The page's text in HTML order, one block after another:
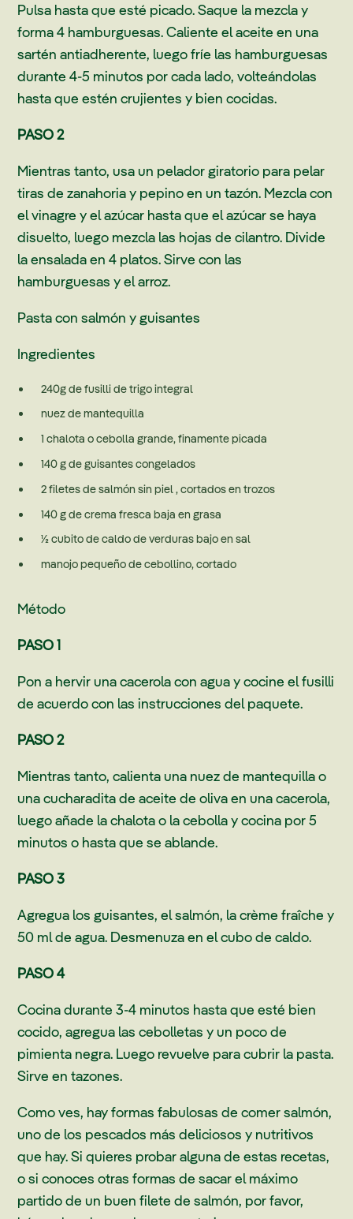
Pulsa hasta que esté picado. Saque la mezcla y
forma 4 hamburguesas. Caliente el aceite en una
sartén antiadherente, luego fríe las hamburguesas
durante 4-5 minutos por cada lado, volteándolas
hasta que estén crujientes y bien cocidas.
PASO 2
Mientras tanto, usa un pelador giratorio para pelar
tiras de zanahoria y pepino en un tazón. Mezcla con
el vinagre y el azúcar hasta que el azúcar se haya
disuelto, luego mezcla las hojas de cilantro. Divide
la ensalada en 4 platos. Sirve con las
hamburguesas y el arroz.
Pasta con salmón y guisantes
Ingredientes
240g de fusilli de trigo integral
nuez de mantequilla
1 chalota o cebolla grande, finamente picada
140 g de guisantes congelados
2 filetes de salmón sin piel , cortados en trozos
140 g de crema fresca baja en grasa
½ cubito de caldo de verduras bajo en sal
manojo pequeño de cebollino, cortado
Método
PASO 1
Pon a hervir una cacerola con agua y cocine el fusilli
de acuerdo con las instrucciones del paquete.
PASO 2
Mientras tanto, calienta una nuez de mantequilla o
una cucharadita de aceite de oliva en una cacerola,
luego añade la chalota o la cebolla y cocina por 5
minutos o hasta que se ablande.
PASO 3
Agregua los guisantes, el salmón, la crème fraîche y
50 ml de agua. Desmenuza en el cubo de caldo.
PASO 4
Cocina durante 3-4 minutos hasta que esté bien
cocido, agregua las cebolletas y un poco de
pimienta negra. Luego revuelve para cubrir la pasta.
Sirve en tazones.
Como ves, hay formas fabulosas de comer salmón,
uno de los pescados más deliciosos y nutritivos
que hay. Si quieres probar alguna de estas recetas,
o si conoces otras formas de sacar el máximo
partido de un buen filete de salmón, por favor,